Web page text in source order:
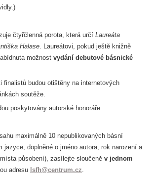
čtyřčlenná porota, která určí Laureáta
Halase. Laureátovi, pokud ještě knižně
možnost vydání debutové básnické
finalistů budou otištěny na internetových
soutěže.
poskytovány autorské honoráře.
maximálně 10 nepublikovaných básní
jazyce, doplněné o jméno autora, rok narození a
působení), zasílejte sloučeně v jednom
adresu lsfh@centrum.cz.